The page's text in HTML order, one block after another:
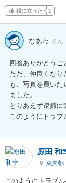
役に立った 1
なあわ さん
回答ありがとうご
ただ、仲良くなり
も、写真を買い
ました。
とりあえず逮捕に
このようにトラブ
原田 和
東京都
このようにトラブ